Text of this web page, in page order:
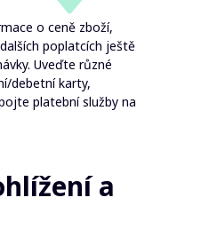
o ceně zboží,
poplatcích ještě
Uveďte různé
debetní karty,
platební služby na
a